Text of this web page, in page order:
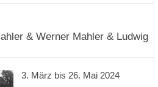
& Werner Mahler & Ludwig
3. März bis 26. Mai 2024